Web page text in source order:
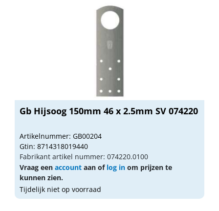
Gb Hijsoog 150mm 46 x 2.5mm SV 074220
Artikelnummer: GB00204
Gtin: 8714318019440
Fabrikant artikel nummer: 074220.0100
Vraag een account aan of log in om prijzen te
kunnen zien.
Tijdelijk niet op voorraad